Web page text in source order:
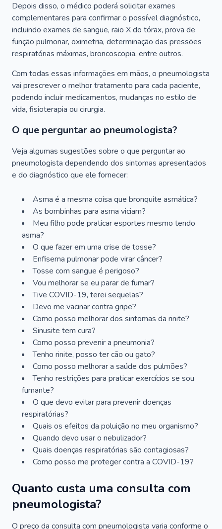
Depois disso, o médico poderá solicitar exames
complementares para confirmar o possível diagnóstico,
incluindo exames de sangue, raio X do tórax, prova de
função pulmonar, oximetria, determinação das pressões
respiratórias máximas, broncoscopia, entre outros.
Com todas essas informações em mãos, o pneumologista
vai prescrever o melhor tratamento para cada paciente,
podendo incluir medicamentos, mudanças no estilo de
vida, fisioterapia ou cirurgia.
O que perguntar ao pneumologista?
Veja algumas sugestões sobre o que perguntar ao
pneumologista dependendo dos sintomas apresentados
e do diagnóstico que ele fornecer:
Asma é a mesma coisa que bronquite asmática?
As bombinhas para asma viciam?
Meu filho pode praticar esportes mesmo tendo
asma?
O que fazer em uma crise de tosse?
Enfisema pulmonar pode virar câncer?
Tosse com sangue é perigoso?
Vou melhorar se eu parar de fumar?
Tive COVID-19, terei sequelas?
Devo me vacinar contra gripe?
Como posso melhorar dos sintomas da rinite?
Sinusite tem cura?
Como posso prevenir a pneumonia?
Tenho rinite, posso ter cão ou gato?
Como posso melhorar a saúde dos pulmões?
Tenho restrições para praticar exercícios se sou
fumante?
O que devo evitar para prevenir doenças
respiratórias?
Quais os efeitos da poluição no meu organismo?
Quando devo usar o nebulizador?
Quais doenças respiratórias são contagiosas?
Como posso me proteger contra a COVID-19?
Quanto custa uma consulta com
pneumologista?
O preço da consulta com pneumologista varia conforme o